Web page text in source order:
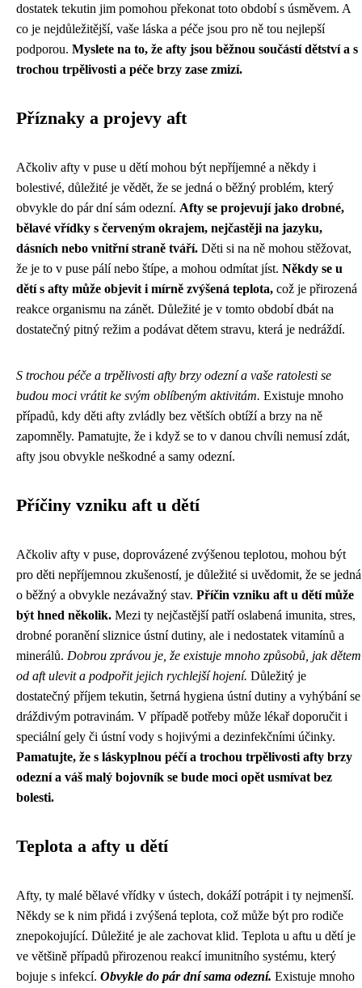
dostatek tekutin jim pomohou překonat toto období s úsměvem. A
co je nejdůležitější, vaše láska a péče jsou pro ně tou nejlepší
podporou. Myslete na to, že afty jsou běžnou součástí dětství a s
trochou trpělivosti a péče brzy zase zmizí.
Příznaky a projevy aft
Ačkoliv afty v puse u dětí mohou být nepříjemné a někdy i
bolestivé, důležité je vědět, že se jedná o běžný problém, který
obvykle do pár dní sám odezní. Afty se projevují jako drobné,
bělavé vřídky s červeným okrajem, nejčastěji na jazyku,
dásních nebo vnitřní straně tváří. Děti si na ně mohou stěžovat,
že je to v puse pálí nebo štípe, a mohou odmítat jíst. Někdy se u
dětí s afty může objevit i mírně zvýšená teplota, což je přirozená
reakce organismu na zánět. Důležité je v tomto období dbát na
dostatečný pitný režim a podávat dětem stravu, která je nedráždí.
S trochou péče a trpělivosti afty brzy odezní a vaše ratolesti se
budou moci vrátit ke svým oblíbeným aktivitám. Existuje mnoho
případů, kdy děti afty zvládly bez větších obtíží a brzy na ně
zapomněly. Pamatujte, že i když se to v danou chvíli nemusí zdát,
afty jsou obvykle neškodné a samy odezní.
Příčiny vzniku aft u dětí
Ačkoliv afty v puse, doprovázené zvýšenou teplotou, mohou být
pro děti nepříjemnou zkušeností, je důležité si uvědomit, že se jedná
o běžný a obvykle nezávažný stav. Příčin vzniku aft u dětí může
být hned několik. Mezi ty nejčastější patří oslabená imunita, stres,
drobné poranění sliznice ústní dutiny, ale i nedostatek vitamínů a
minerálů. Dobrou zprávou je, že existuje mnoho způsobů, jak dětem
od aft ulevit a podpořit jejich rychlejší hojení. Důležitý je
dostatečný příjem tekutin, šetrná hygiena ústní dutiny a vyhýbání se
dráždivým potravinám. V případě potřeby může lékař doporučit i
speciální gely či ústní vody s hojivými a dezinfekčními účinky.
Pamatujte, že s láskyplnou péčí a trochou trpělivosti afty brzy
odezní a váš malý bojovník se bude moci opět usmívat bez
bolesti.
Teplota a afty u dětí
Afty, ty malé bělavé vřídky v ústech, dokáží potrápit i ty nejmenší.
Někdy se k nim přidá i zvýšená teplota, což může být pro rodiče
znepokojující. Důležité je ale zachovat klid. Teplota u aftu u dětí je
ve většině případů přirozenou reakcí imunitního systému, který
bojuje s infekcí. Obvykle do pár dní sama odezní. Existuje mnoho